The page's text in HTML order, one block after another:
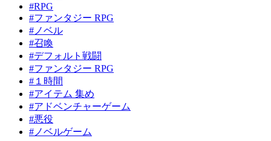
#RPG
#ファンタジー RPG
#ノベル
#召喚
#デフォルト戦闘
#ファンタジー RPG
#１時間
#アイテム 集め
#アドベンチャーゲーム
#悪役
#ノベルゲーム